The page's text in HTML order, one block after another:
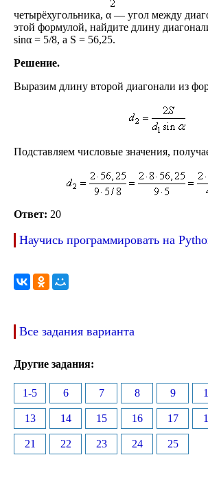
четырёхугольника, α — угол между
этой формулой, найдите длину
sinα = 5/8, а S = 56,25.
Решение.
Выразим длину второй диагонали из
Подставляем числовые значения,
Ответ: 20
Научись программировать на
Все задания варианта
Другие задания:
1-5 6 7 8 9
13 14 15 16 17
21 22 23 24 25